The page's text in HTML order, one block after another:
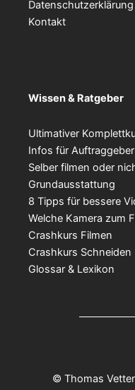
Datenschutzerklärung
Kontakt
Wissen & Ratgeber
Ultimativer
Infos für Auftraggeber
Selber filmen oder
Grundausstattung
8 Tipps für bessere
Welche Kamera zum
Crashkurs Filmen
Crashkurs Schneiden
Glossar & Lexikon
© Thomas